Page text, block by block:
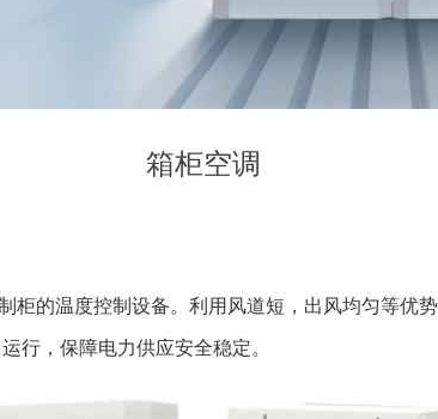
箱柜空调
的温度控制设备。利用风道短，出风均匀等优
行，保障电力供应安全稳定。